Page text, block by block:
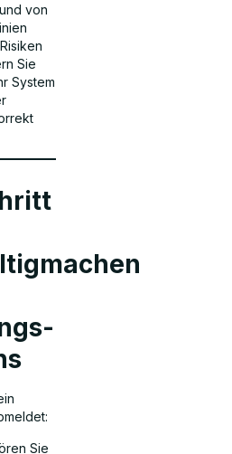
von
Sie
System
Sie